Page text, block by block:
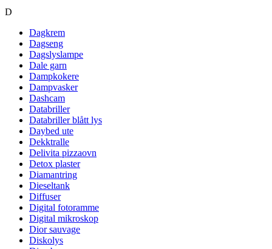
D
Dagkrem
Dagseng
Dagslyslampe
Dale garn
Dampkokere
Dampvasker
Dashcam
Databriller
Databriller blått lys
Daybed ute
Dekktralle
Delivita pizzaovn
Detox plaster
Diamantring
Dieseltank
Diffuser
Digital fotoramme
Digital mikroskop
Dior sauvage
Diskolys